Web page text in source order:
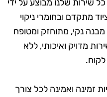
שירות שלנו מבוצע על ידי
מתקדם ובחומרי ניקוי
מבנה נקי, מתוחזק ומטופח
מדויק ואיכותי, ללא
זמינה ואמינה לכל צורך